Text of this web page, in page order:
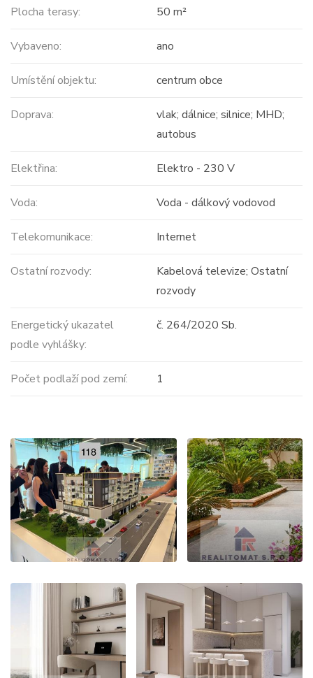
Plocha terasy: 50 m²
Vybaveno: ano
Umístění objektu: centrum obce
Doprava:
vlak; dálnice; silnice; MHD;
autobus
Elektřina: Elektro - 230 V
Voda: Voda - dálkový vodovod
Telekomunikace: Internet
Ostatní rozvody:
Kabelová televize; Ostatní
rozvody
Energetický ukazatel
podle vyhlášky:
č. 264/2020 Sb.
Počet podlaží pod zemí: 1